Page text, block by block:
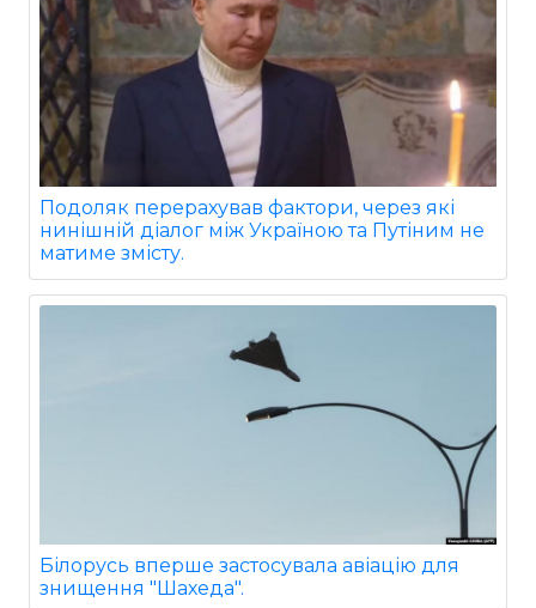
Подоляк перерахував фактори, через які
нинішній діалог між Україною та Путіним не
матиме змісту.
Білорусь вперше застосувала авіацію для
знищення "Шахеда".